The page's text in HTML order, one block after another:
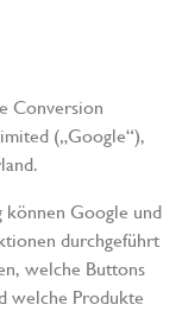
Conversion
(„Google“),
Google und
durchgeführt
welche Buttons
welche Produkte